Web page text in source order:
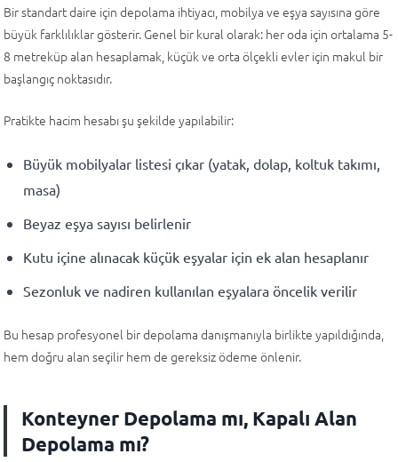
Bir standart daire için depolama ihtiyacı, mobilya ve eşya sayısına göre
büyük farklılıklar gösterir. Genel bir kural olarak: her oda için ortalama 5-
8 metreküp alan hesaplamak, küçük ve orta ölçekli evler için makul bir
başlangıç noktasıdır.
Pratikte hacim hesabı şu şekilde yapılabilir:
Büyük mobilyalar listesi çıkar (yatak, dolap, koltuk takımı,
masa)
Beyaz eşya sayısı belirlenir
Kutu içine alınacak küçük eşyalar için ek alan hesaplanır
Sezonluk ve nadiren kullanılan eşyalara öncelik verilir
Bu hesap profesyonel bir depolama danışmanıyla birlikte yapıldığında,
hem doğru alan seçilir hem de gereksiz ödeme önlenir.
Konteyner Depolama mı, Kapalı Alan
Depolama mı?